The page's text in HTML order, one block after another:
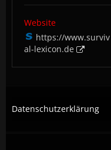
Website
https://www.surviv
al-lexicon.de
Datenschutzerklärung